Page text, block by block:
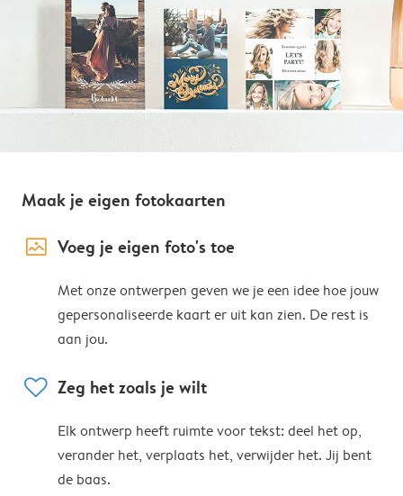
Maak je eigen fotokaarten
image_placeholder Voeg je eigen foto's toe
Met onze ontwerpen geven we je een idee hoe jouw
gepersonaliseerde kaart er uit kan zien. De rest is
aan jou.
heart Zeg het zoals je wilt
Elk ontwerp heeft ruimte voor tekst: deel het op,
verander het, verplaats het, verwijder het. Jij bent
de baas.